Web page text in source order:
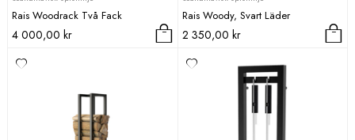
Rais Woodrack Två Fack
4 000,00 kr
Rais Woody, Svart Läder
2 350,00 kr